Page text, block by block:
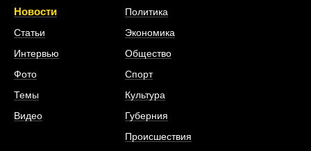
Новости
Статьи
Интервью
Фото
Темы
Видео
Политика
Экономика
Общество
Спорт
Культура
Губерния
Происшествия